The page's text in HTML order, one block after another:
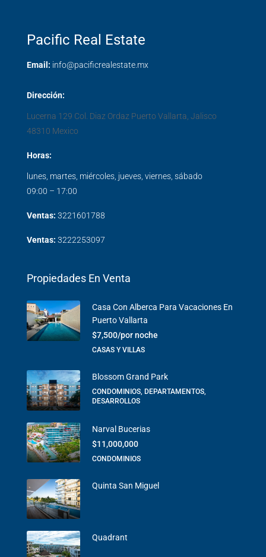
Pacific Real Estate
Email: info@pacificrealestate.mx
Dirección:
Lucerna 129 Col. Diaz Ordaz Puerto Vallarta Jalisco
48310 Mexico
Horas:
lunes, martes, miércoles, jueves, viernes, sábado
09:00 – 17:00
Ventas: 3221601788
Ventas: 3222253097
Propiedades En Venta
Casa Con Alberca Para Vacaciones En
Puerto Vallarta
$7,500/por noche
CASAS Y VILLAS
Blossom Grand Park
CONDOMINIOS, DEPARTAMENTOS,
DESARROLLOS
Narval Bucerias
$11,000,000
CONDOMINIOS
Quinta San Miguel
Quadrant